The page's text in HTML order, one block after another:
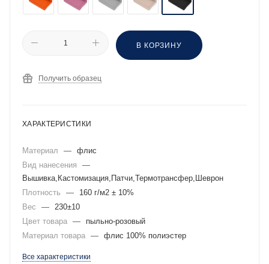
В КОРЗИНУ
Получить образец
ХАРАКТЕРИСТИКИ
Материал — флис
Вид нанесения
—
Вышивка,Кастомизация,Патчи,Термотрансфер,Шеврон
Плотность
—
160 г/м2 ± 10%
Вес
—
230±10
Цвет товара —
пыльно-розовый
Материал товара — флис 100% полиэстер
Все характеристики